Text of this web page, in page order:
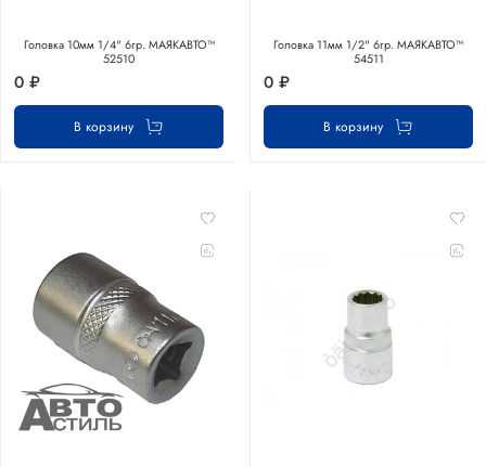
Головка 10мм 1/4" 6гр. МАЯКАВТО™
52510
0 ₽
В корзину
Головка 11мм 1/2" 6гр. МАЯКАВТО™
54511
0 ₽
В корзину